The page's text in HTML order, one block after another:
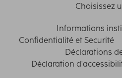
Choisissez
Informations
Confidentialité et Securité
Déclarations
Déclaration